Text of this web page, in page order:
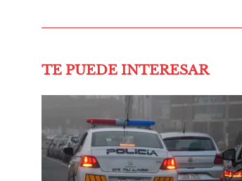
TE PUEDE INTERESAR